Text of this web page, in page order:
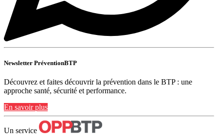
Newsletter PréventionBTP
Découvrez et faites découvrir la prévention dans le BTP : une
approche santé, sécurité et performance.
En savoir plus
Un service